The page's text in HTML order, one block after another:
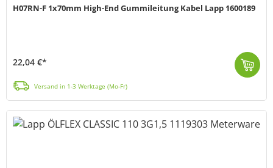
H07RN-F 1x70mm High-End Gummileitung Kabel Lapp 1600189
22,04 €*
Versand in 1-3 Werktage (Mo-Fr)